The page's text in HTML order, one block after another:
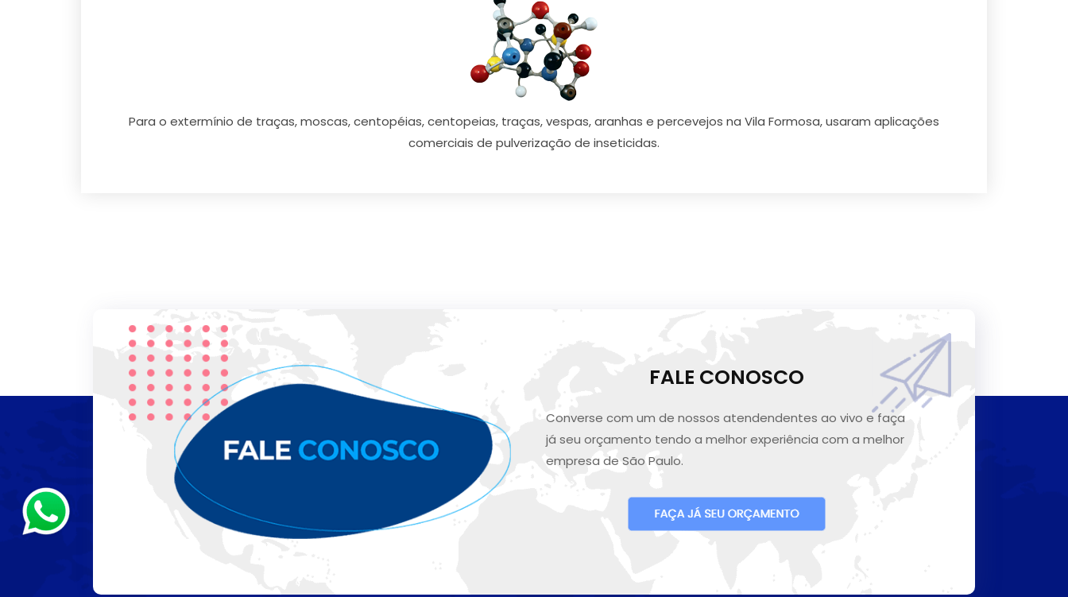
Para o extermínio de traças, moscas, centopéias, centopeias, traças, vespas, aranhas e percevejos na Vila Formosa, usaram aplicações
comerciais de pulverização de inseticidas.
FALE CONOSCO
Converse com um de nossos atendendentes ao vivo e faça
já seu orçamento tendo a melhor experiência com a melhor
empresa de São Paulo.